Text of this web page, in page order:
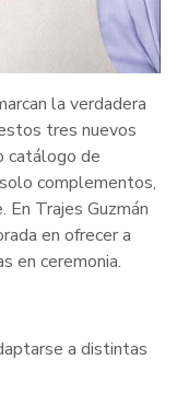
la verdadera
tres nuevos
catálogo de
complementos,
Trajes Guzmán
en ofrecer a
en ceremonia.
a distintas